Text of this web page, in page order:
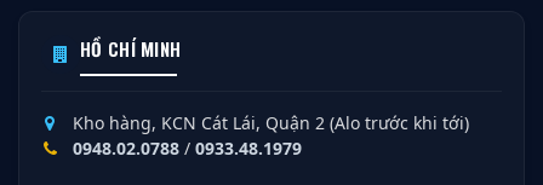
HỒ CHÍ MINH
Kho hàng, KCN Cát Lái, Quận 2 (Alo trước khi tới)
0948.02.0788 / 0933.48.1979